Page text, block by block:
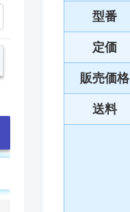
型番
定価
販売価格
送料